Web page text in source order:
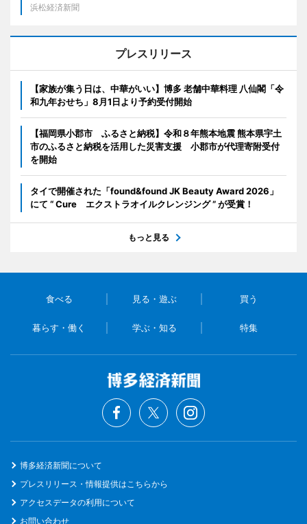
浜松経済新聞
プレスリリース
【家族が集う日は、中華がいい】博多 老舗中華料理 八仙閣「令
和九年おせち」8月1日より予約受付開始
【福岡県小郡市 ふるさと納税】令和８年熊本地震 熊本県宇土
市のふるさと納税を活用した災害支援 小郡市が代理寄附受付
を開始
タイで開催された「found&found JK Beauty Award 2026」
にて “ Cure エクストラオイルクレンジング ” が受賞！
もっと見る
食べる 見る・遊ぶ 買う
暮らす・働く 学ぶ・知る 特集
博多経済新聞について
プレスリリース・情報提供はこちらから
アクセスデータの利用について
お問い合わせ